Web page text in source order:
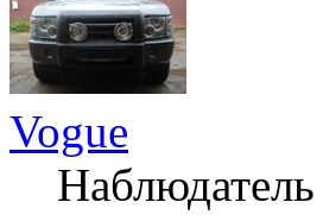
Vogue
Наблюдатель